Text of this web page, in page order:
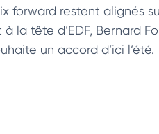
forward restent alignés
la tête d’EDF, Bernard
un accord d’ici l’été.